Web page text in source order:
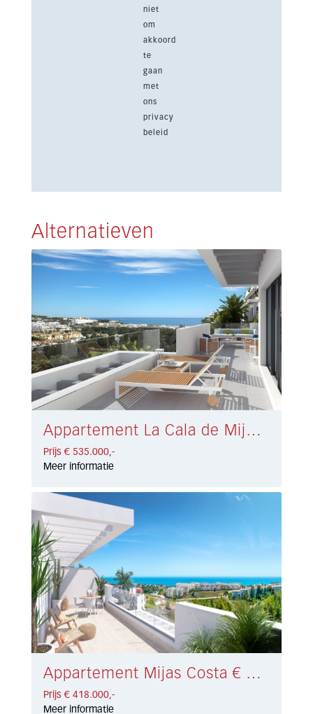
niet
om
akkoord
te
gaan
met
ons
privacy
beleid
Alternatieven
Appartement La Cala de Mijas € 535.000,-
Prijs € 535.000,-
Meer informatie
Appartement Mijas Costa € 418.000,-
Prijs € 418.000,-
Meer informatie